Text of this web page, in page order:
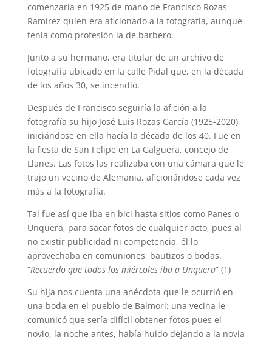
comenzaría en 1925 de mano de Francisco Rozas
Ramírez quien era aficionado a la fotografía, aunque
tenía como profesión la de barbero.
Junto a su hermano, era titular de un archivo de
fotografía ubicado en la calle Pidal que, en la década
de los años 30, se incendió.
Después de Francisco seguiría la afición a la
fotografía su hijo José Luis Rozas García (1925-2020),
iniciándose en ella hacía la década de los 40. Fue en
la fiesta de San Felipe en La Galguera, concejo de
Llanes. Las fotos las realizaba con una cámara que le
trajo un vecino de Alemania, aficionándose cada vez
más a la fotografía.
Tal fue así que iba en bici hasta sitios como Panes o
Unquera, para sacar fotos de cualquier acto, pues al
no existir publicidad ni competencia, él lo
aprovechaba en comuniones, bautizos o bodas.
“Recuerdo que todos los miércoles iba a Unquera” (1)
Su hija nos cuenta una anécdota que le ocurrió en
una boda en el pueblo de Balmori: una vecina le
comunicó que sería difícil obtener fotos pues el
novio, la noche antes, había huido dejando a la novia